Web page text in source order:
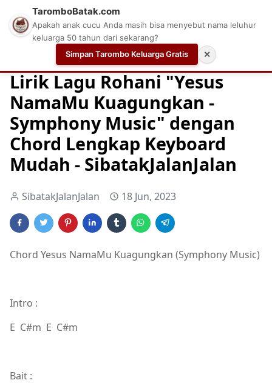
Chord Chord Gitar Lagu Rohani Chord Gitar
Lirik Lagu Rohani "Yesus
NamaMu Kuagungkan -
Symphony Music" dengan
Chord Lengkap Keyboard
Mudah - SibatakJalanJalan
SibatakJalanJalan 18 Jun, 2023
Chord Yesus NamaMu Kuagungkan (Symphony Music)
Intro :
E C#m E C#m
Bait :
TaromboBatak.com
Apakah anak cucu Anda masih bisa menyebut nama leluhur
keluarga 50 tahun dari sekarang?
Simpan Tarombo Keluarga Gratis
✕